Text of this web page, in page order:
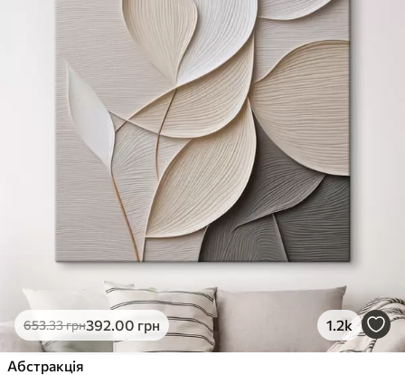
653.33грн392.00 грн 1.2k
Абстракція